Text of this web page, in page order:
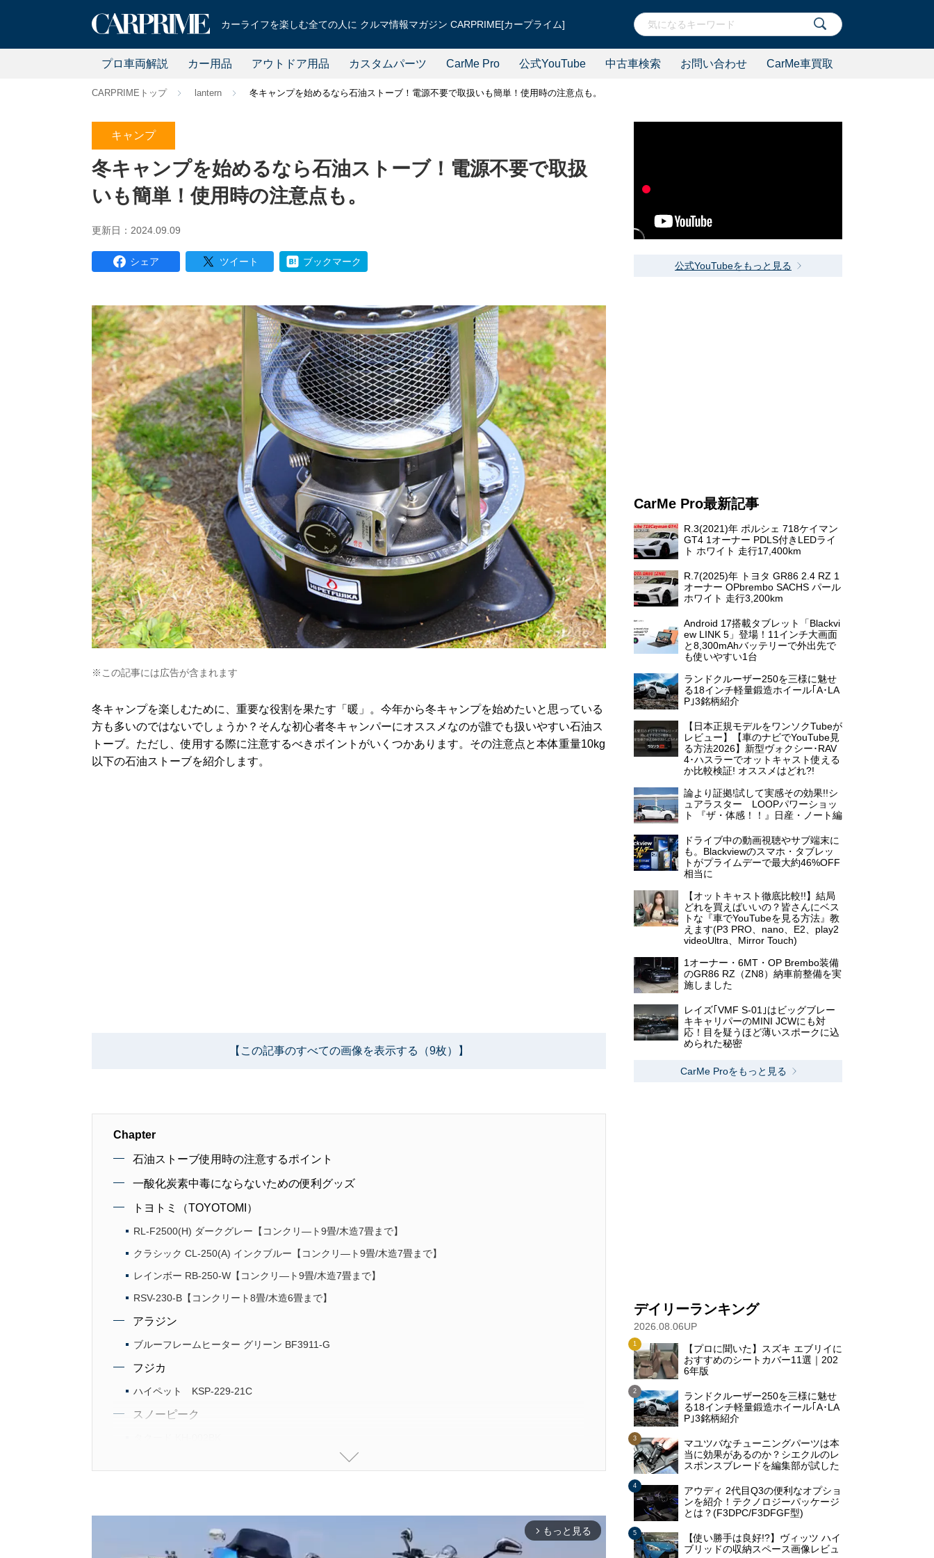
カーライフを楽しむ全ての人に クルマ情報マガジン CARPRIME[カープライム]
プロ車両解説 カー用品 アウトドア用品 カスタムパーツ CarMe Pro 公式YouTube 中古車検索 お問い合わせ CarMe車買取
CARPRIMEトップ lantern 冬キャンプを始めるなら石油ストーブ！電源不要で取扱いも簡単！使用時の注意点も。
キャンプ
冬キャンプを始めるなら石油ストーブ！電源不要で取扱
いも簡単！使用時の注意点も。
更新日：2024.09.09
シェア ツイート ブックマーク
※この記事には広告が含まれます
冬キャンプを楽しむために、重要な役割を果たす「暖」。今年から冬キャンプを始めたいと思っている
方も多いのではないでしょうか？そんな初心者冬キャンパーにオススメなのが誰でも扱いやすい石油ス
トーブ。ただし、使用する際に注意するべきポイントがいくつかあります。その注意点と本体重量10kg
以下の石油ストーブを紹介します。
【この記事のすべての画像を表示する（9枚）】
Chapter
石油ストーブ使用時の注意するポイント
一酸化炭素中毒にならないための便利グッズ
トヨトミ（TOYOTOMI）
RL-F2500(H) ダークグレー【コンクリ―ト9畳/木造7畳まで】
クラシック CL-250(A) インクブルー【コンクリ―ト9畳/木造7畳まで】
レインボー RB-250-W【コンクリ―ト9畳/木造7畳まで】
RSV-230-B【コンクリート8畳/木造6畳まで】
アラジン
ブルーフレームヒーター グリーン BF3911-G
フジカ
ハイペット KSP-229-21C
スノーピーク
arrow_forward_ios もっと見る
公式YouTubeをもっと見る
CarMe Pro最新記事
R.3(2021)年 ポルシェ 718ケイマン
GT4 1オーナー PDLS付きLEDライ
ト ホワイト 走行17,400km
R.7(2025)年 トヨタ GR86 2.4 RZ 1
オーナー OPbrembo SACHS パール
ホワイト 走行3,200km
Android 17搭載タブレット「Blackvi
ew LINK 5」登場！11インチ大画面
と8,300mAhバッテリーで外出先で
も使いやすい1台
ランドクルーザー250を三様に魅せ
る18インチ軽量鍛造ホイール｢A･LA
P｣3銘柄紹介
【日本正規モデルをワンソクTubeが
レビュー】【車のナビでYouTube見
る方法2026】新型ヴォクシー･RAV
4･ハスラーでオットキャスト使える
か比較検証! オススメはどれ?!
論より証拠!試して実感その効果!!シ
ュアラスター LOOPパワーショッ
ト 『ザ・体感！！』日産・ノート編
ドライブ中の動画視聴やサブ端末に
も。Blackviewのスマホ・タブレッ
トがプライムデーで最大約46%OFF
相当に
【オットキャスト徹底比較!!】結局
どれを買えばいいの？皆さんにベス
トな『車でYouTubeを見る方法』教
えます(P3 PRO、nano、E2、play2
videoUltra、Mirror Touch)
1オーナー・6MT・OP Brembo装備
のGR86 RZ（ZN8）納車前整備を実
施しました
レイズ｢VMF S-01｣はビッグブレー
キキャリパーのMINI JCWにも対
応！目を疑うほど薄いスポークに込
められた秘密
CarMe Proをもっと見る
デイリーランキング
2026.08.06UP
【プロに聞いた】スズキ エブリイに
おすすめのシートカバー11選｜202
6年版
ランドクルーザー250を三様に魅せ
る18インチ軽量鍛造ホイール｢A･LA
P｣3銘柄紹介
マユツバなチューニングパーツは本
当に効果があるのか？シエクルのレ
スポンスブレードを編集部が試した
アウディ 2代目Q3の便利なオプショ
ンを紹介！テクノロジーパッケージ
とは？(F3DPC/F3DFGF型)
【使い勝手は良好!?】ヴィッツ ハイ
ブリッドの収納スペース画像レビュ